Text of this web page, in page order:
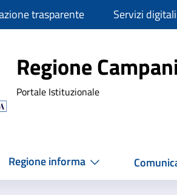
trasparente Servizi digitali
Regione
Regione
Portale Istituzionale
Regione informa